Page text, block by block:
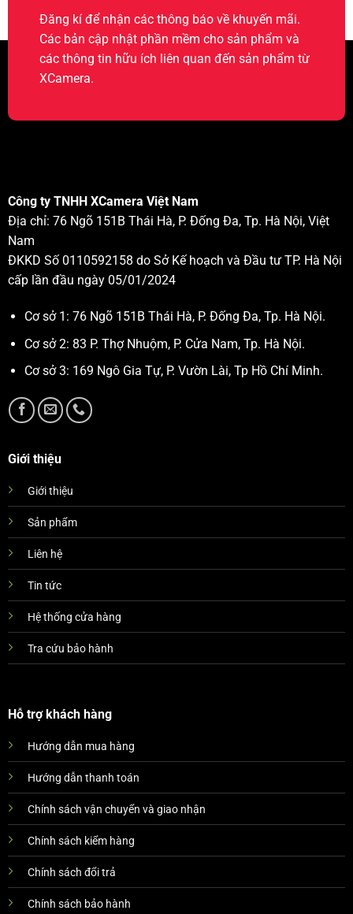
Đăng kí để nhận các thông báo về khuyến mãi.
Các bản cập nhật phần mềm cho sản phẩm và
các thông tin hữu ích liên quan đến sản phẩm từ
XCamera.
Công ty TNHH XCamera Việt Nam
Địa chỉ: 76 Ngõ 151B Thái Hà, P. Đống Đa, Tp. Hà Nội, Việt
Nam
ĐKKD Số 0110592158 do Sở Kế hoạch và Đầu tư TP. Hà Nội
cấp lần đầu ngày 05/01/2024
Cơ sở 1: 76 Ngõ 151B Thái Hà, P. Đống Đa, Tp. Hà Nội.
Cơ sở 2: 83 P. Thợ Nhuộm, P. Cửa Nam, Tp. Hà Nội.
Cơ sở 3: 169 Ngô Gia Tự, P. Vườn Lài, Tp Hồ Chí Minh.
Giới thiệu
Giới thiệu
Sản phẩm
Liên hệ
Tin tức
Hệ thống cửa hàng
Tra cứu bảo hành
Hỗ trợ khách hàng
Hướng dẫn mua hàng
Hướng dẫn thanh toán
Chính sách vận chuyển và giao nhận
Chính sách kiểm hàng
Chính sách đổi trả
Chính sách bảo hành